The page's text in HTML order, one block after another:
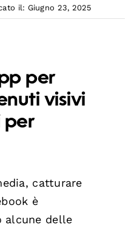
il: Giugno 23, 2025
per
visivi
per
catturare
è
alcune delle